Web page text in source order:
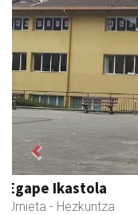
Magale Ikastetxea
Urnieta - Hezkuntza
Previous